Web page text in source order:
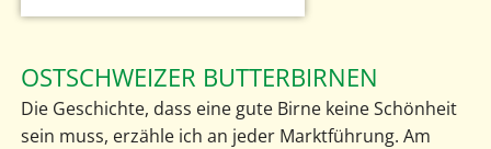
OSTSCHWEIZER BUTTERBIRNEN
Die Geschichte, dass eine gute Birne keine Schönheit
sein muss, erzähle ich an jeder Marktführung. Am